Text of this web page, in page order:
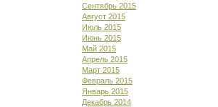
Сентябрь 2015
Август 2015
Июль 2015
Июнь 2015
Май 2015
Апрель 2015
Март 2015
Февраль 2015
Январь 2015
Декабрь 2014